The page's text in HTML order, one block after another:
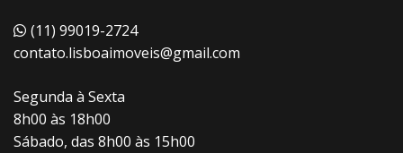
(11) 99019-2724
contato.lisboaimoveis@gmail.com
Segunda à Sexta
8h00 às 18h00
Sábado, das 8h00 às 15h00